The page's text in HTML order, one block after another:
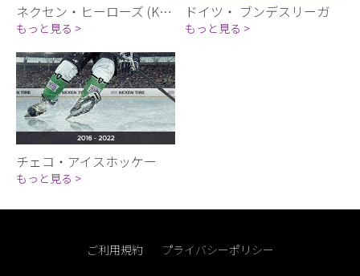
ネクセン・ヒーローズ (KBO)
もっと見る >
ドイツ・ ブンデスリーガ
もっと見る >
チェコ・アイスホッケー
もっと見る >
ご利用規約
プライバシーポリシー